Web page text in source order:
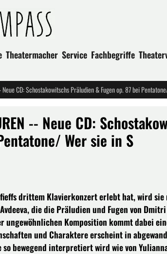
Theatermacher Service Fachbegriffe
Neue CD: Schostakowitschs Präludien & Fugen op. 87 bei
-- Neue CD:
Wer sie in S
drittem Klavierkonzert erlebt hat, wird sie
die die Präludien und Fugen von
ungewöhnlichen Komposition kommt dabei
und Charaktere erscheint in
bewegend interpretiert wird wie von